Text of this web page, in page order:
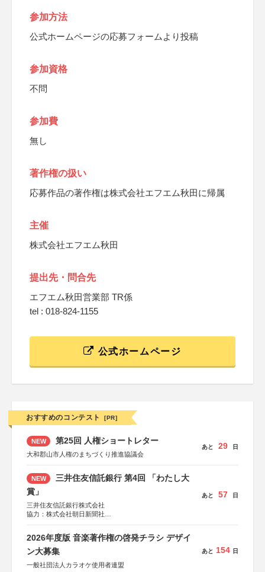
参加方法
公式ホームページの応募フォームより投稿
参加資格
不問
参加費
無し
著作権の扱い
応募作品の著作権は株式会社エフエム秋田に帰属
主催
株式会社エフエム秋田
提出先・問合先
エフエム秋田営業部 TR係
tel : 018-824-1155
公式ホームページ
おすすめのコンテスト [PR]
NEW 第25回 人権ショートレター
大和郡山市人権のまちづくり推進協議会
あと 29 日
NEW
三井住友信託銀行 第4回 「わたし大
賞」
三井住友信託銀行株式会社
協力：株式会社朝日新聞社
あと 57 日
2026年度版 音楽著作権の啓発チラシ デザイ
ン大募集
一般社団法人カラオケ使用者連盟
あと 154 日